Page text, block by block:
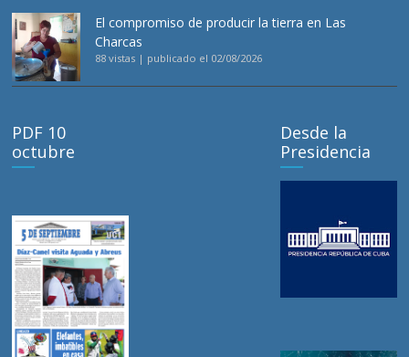
El compromiso de producir la tierra en Las
Charcas
88 vistas | publicado el 02/08/2026
PDF 10
octubre
Desde la
Presidencia